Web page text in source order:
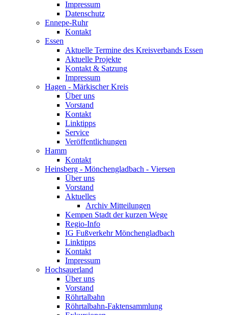
Impressum
Datenschutz
Ennepe-Ruhr
Kontakt
Essen
Aktuelle Termine des Kreisverbands Essen
Aktuelle Projekte
Kontakt & Satzung
Impressum
Hagen - Märkischer Kreis
Über uns
Vorstand
Kontakt
Linktipps
Service
Veröffentlichungen
Hamm
Kontakt
Heinsberg - Mönchengladbach - Viersen
Über uns
Vorstand
Aktuelles
Archiv Mitteilungen
Kempen Stadt der kurzen Wege
Regio-Info
IG Fußverkehr Mönchengladbach
Linktipps
Kontakt
Impressum
Hochsauerland
Über uns
Vorstand
Röhrtalbahn
Röhrtalbahn-Faktensammlung